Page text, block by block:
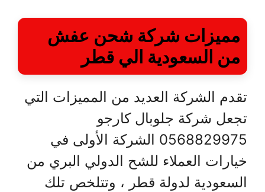
مميزات شركة شحن عفش
من السعودية الي قطر
تقدم الشركة العديد من المميزات التي
تجعل شركة جلوبال كارجو
0568829975 الشركة الأولى في
خيارات العملاء للشح الدولي البري من
السعودية لدولة قطر ، وتتلخص تلك